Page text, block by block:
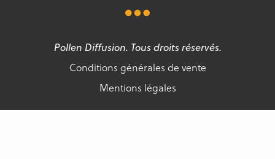
Pollen Diffusion. Tous droits réservés.
Conditions générales de vente
Mentions légales